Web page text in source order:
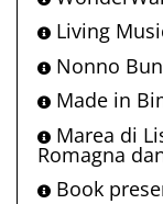
Living
Nonno
Made in
Marea di
Romagna
Book